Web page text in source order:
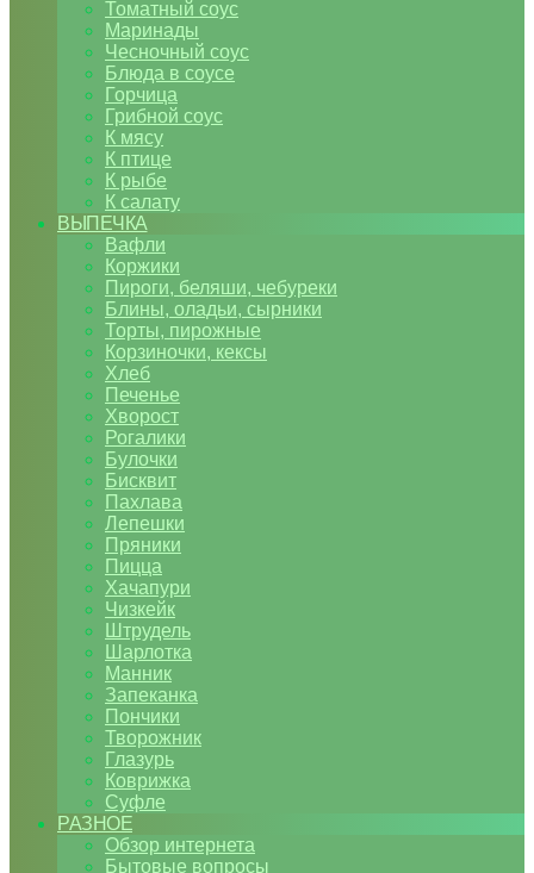
Томатный соус
Маринады
Чесночный соус
Блюда в соусе
Горчица
Грибной соус
К мясу
К птице
К рыбе
К салату
ВЫПЕЧКА
Вафли
Коржики
Пироги, беляши, чебуреки
Блины, оладьи, сырники
Торты, пирожные
Корзиночки, кексы
Хлеб
Печенье
Хворост
Рогалики
Булочки
Бисквит
Пахлава
Лепешки
Пряники
Пицца
Хачапури
Чизкейк
Штрудель
Шарлотка
Манник
Запеканка
Пончики
Творожник
Глазурь
Коврижка
Суфле
РАЗНОЕ
Обзор интернета
Бытовые вопросы